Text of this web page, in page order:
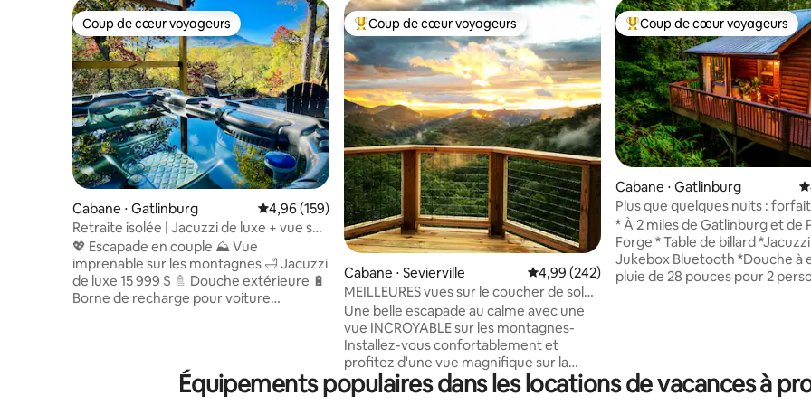
Coup de cœur voyageurs
Coup de cœur voyageurs
Cabane ⋅ Gatlinburg Évaluation moyenne sur la base de 159 commentaires : 4,96 sur 5
4,96 (159)
Retraite isolée | Jacuzzi de luxe + vue sur
la montagne + chargeur EV
💖 Escapade en couple ⛰️ Vue
imprenable sur les montagnes 🛁 Jacuzzi
de luxe 15 999 $ 🚿 Douche extérieure 🔋
Borne de recharge pour voiture
0,2 mile 💒 Chapel at the Park à 0,3 mile
🏀 Rocky Top Sports World à 0,5 mile 🏊‍♀️
Centre communautaire (piscine | salle de
Coups de cœur voyageurs les plus appréciés
Coup de cœur voyageurs
Cabane ⋅ Sevierville Évaluation moyenne sur la base de 242
4,99 (242)
MEILLEURES vues sur le coucher de soleil
/ Romantique / Chaise de massage !
Une belle escapade au calme avec une
vue INCROYABLE sur les montagnes-
Installez-vous confortablement et
profitez d'une vue magnifique sur la
montagne au coucher du soleil, d'une
table de brasero et d'un fauteuil de
Coups de cœur voyageurs les
Coup de cœur voyageurs
Cabane ⋅ Gatlinburg
Plus que quelques nuits : forfait
romantique, billard, privé
* À 2 miles de Gatlinburg et de
Forge * Table de billard *Jacuzzi *
Jukebox Bluetooth *Douche à
pluie de 28 pouces pour 2
*Peignoirs *Literie de luxe *Barbecue au
charbon de bois *Siège de
Équipements populaires dans les locations de vacances à